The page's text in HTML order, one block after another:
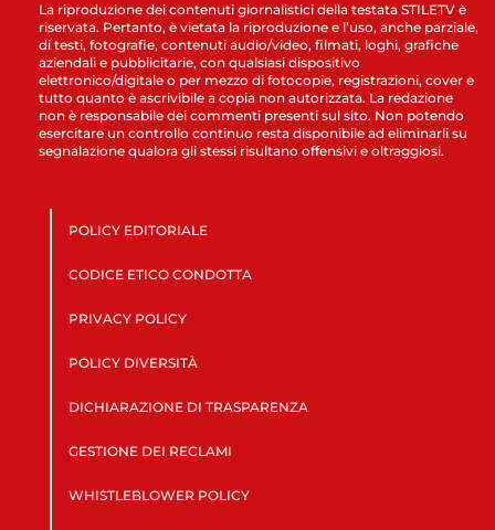
La riproduzione dei contenuti giornalistici della testata STILETV è
riservata. Pertanto, è vietata la riproduzione e l’uso, anche parziale,
di testi, fotografie, contenuti audio/video, filmati, loghi, grafiche
aziendali e pubblicitarie, con qualsiasi dispositivo
elettronico/digitale o per mezzo di fotocopie, registrazioni, cover e
tutto quanto è ascrivibile a copia non autorizzata. La redazione
non è responsabile dei commenti presenti sul sito. Non potendo
esercitare un controllo continuo resta disponibile ad eliminarli su
segnalazione qualora gli stessi risultano offensivi e oltraggiosi.
POLICY EDITORIALE
CODICE ETICO CONDOTTA
PRIVACY POLICY
POLICY DIVERSITÀ
DICHIARAZIONE DI TRASPARENZA
GESTIONE DEI RECLAMI
WHISTLEBLOWER POLICY